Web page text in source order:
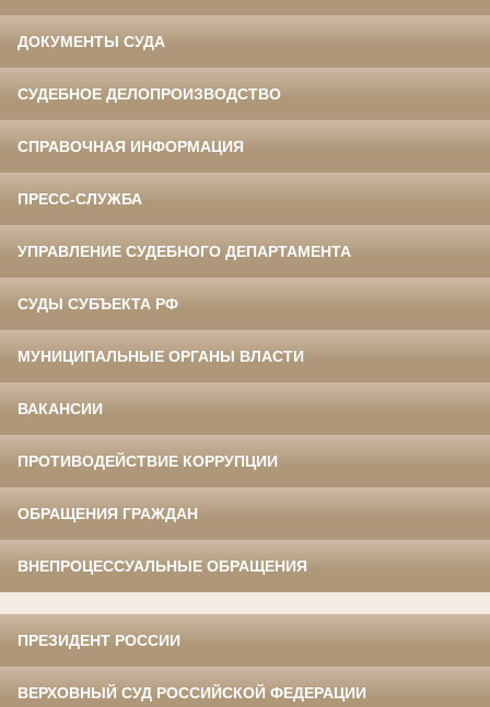
ДОКУМЕНТЫ СУДА
СУДЕБНОЕ ДЕЛОПРОИЗВОДСТВО
СПРАВОЧНАЯ ИНФОРМАЦИЯ
ПРЕСС-СЛУЖБА
УПРАВЛЕНИЕ СУДЕБНОГО ДЕПАРТАМЕНТА
СУДЫ СУБЪЕКТА РФ
МУНИЦИПАЛЬНЫЕ ОРГАНЫ ВЛАСТИ
ВАКАНСИИ
ПРОТИВОДЕЙСТВИЕ КОРРУПЦИИ
ОБРАЩЕНИЯ ГРАЖДАН
ВНЕПРОЦЕССУАЛЬНЫЕ ОБРАЩЕНИЯ
ПРЕЗИДЕНТ РОССИИ
ВЕРХОВНЫЙ СУД РОССИЙСКОЙ ФЕДЕРАЦИИ